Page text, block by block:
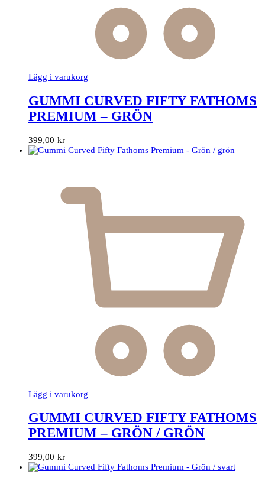
Lägg i varukorg
GUMMI CURVED FIFTY FATHOMS
PREMIUM – GRÖN
399,00 kr
Lägg i varukorg
GUMMI CURVED FIFTY FATHOMS
PREMIUM – GRÖN / GRÖN
399,00 kr